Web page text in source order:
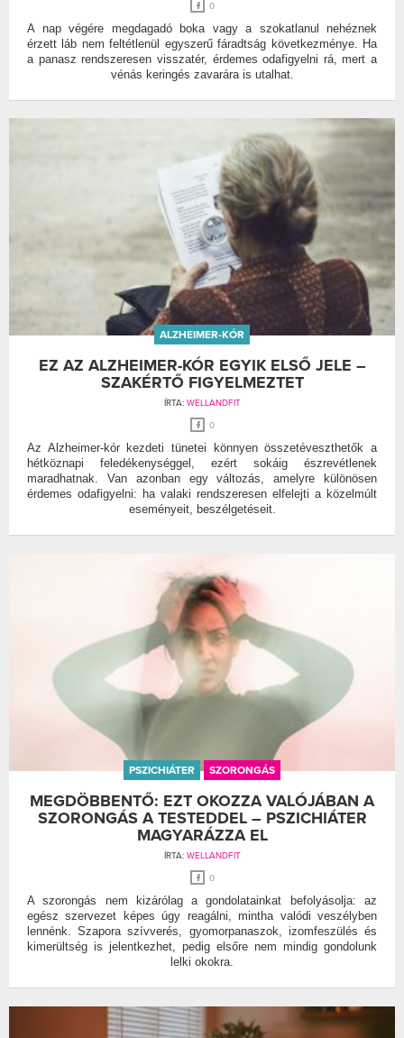
0
A nap végére megdagadó boka vagy a szokatlanul nehéznek
érzett láb nem feltétlenül egyszerű fáradtság következménye. Ha
a panasz rendszeresen visszatér, érdemes odafigyelni rá, mert a
vénás keringés zavarára is utalhat.
ALZHEIMER-KÓR
EZ AZ ALZHEIMER-KÓR EGYIK ELSŐ JELE –
SZAKÉRTŐ FIGYELMEZTET
ÍRTA: WELLANDFIT
0
Az Alzheimer-kór kezdeti tünetei könnyen összetéveszthetők a
hétköznapi feledékenységgel, ezért sokáig észrevétlenek
maradhatnak. Van azonban egy változás, amelyre különösen
érdemes odafigyelni: ha valaki rendszeresen elfelejti a közelmúlt
eseményeit, beszélgetéseit.
PSZICHIÁTER SZORONGÁS
MEGDÖBBENTŐ: EZT OKOZZA VALÓJÁBAN A
SZORONGÁS A TESTEDDEL – PSZICHIÁTER
MAGYARÁZZA EL
ÍRTA: WELLANDFIT
0
A szorongás nem kizárólag a gondolatainkat befolyásolja: az
egész szervezet képes úgy reagálni, mintha valódi veszélyben
lennénk. Szapora szívverés, gyomorpanaszok, izomfeszülés és
kimerültség is jelentkezhet, pedig elsőre nem mindig gondolunk
lelki okokra.